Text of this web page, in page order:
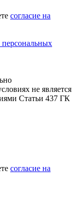
согласие на
не является
Статьи 437 ГК
согласие на